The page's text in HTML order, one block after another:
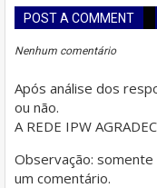
POST A COMMENT
Nenhum comentário
Após análise dos
ou não.
A REDE IPW
Observação:
um comentário.